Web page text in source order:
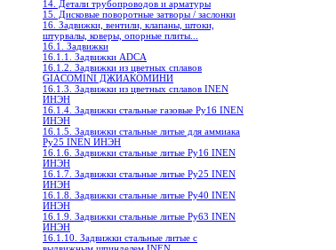
14. Детали трубопроводов и арматуры
15. Дисковые поворотные затворы / заслонки
16. Задвижки, вентили, клапаны, штоки,
штурвалы, коверы, опорные плиты...
16.1. Задвижки
16.1.1. Задвижки ADCA
16.1.2. Задвижки из цветных сплавов
GIACOMINI ДЖИАКОМИНИ
16.1.3. Задвижки из цветных сплавов INEN
ИНЭН
16.1.4. Задвижки стальные газовые Ру16 INEN
ИНЭН
16.1.5. Задвижки стальные литые для аммиака
Ру25 INEN ИНЭН
16.1.6. Задвижки стальные литые Ру16 INEN
ИНЭН
16.1.7. Задвижки стальные литые Ру25 INEN
ИНЭН
16.1.8. Задвижки стальные литые Ру40 INEN
ИНЭН
16.1.9. Задвижки стальные литые Ру63 INEN
ИНЭН
16.1.10. Задвижки стальные литые с